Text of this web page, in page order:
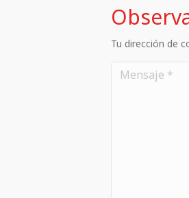
Tu dirección de